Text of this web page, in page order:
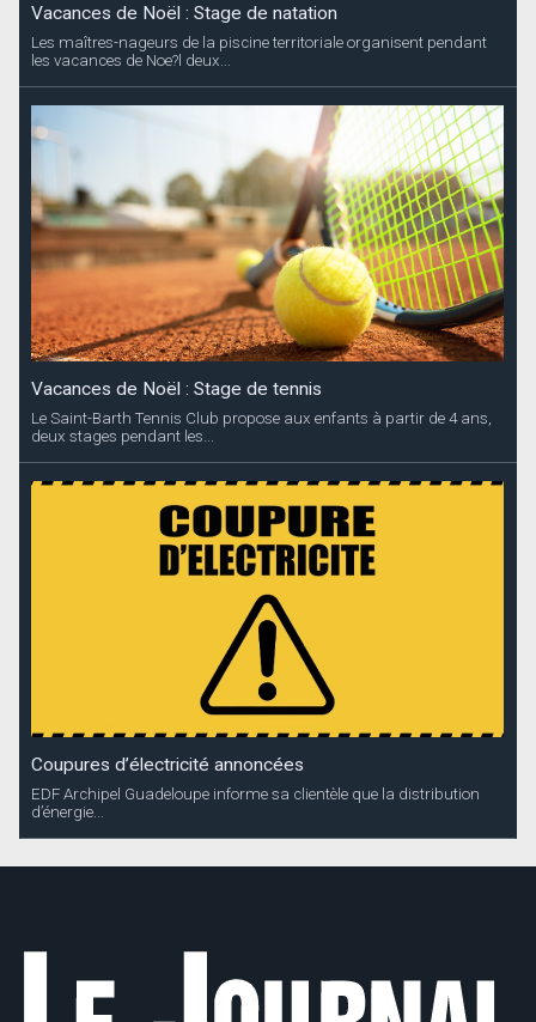
Vacances de Noël : Stage de natation
Les maîtres-nageurs de la piscine territoriale organisent pendant
les vacances de Noe?l deux...
Vacances de Noël : Stage de tennis
Le Saint-Barth Tennis Club propose aux enfants à partir de 4 ans,
deux stages pendant les...
Coupures d’électricité annoncées
EDF Archipel Guadeloupe informe sa clientèle que la distribution
d’énergie...